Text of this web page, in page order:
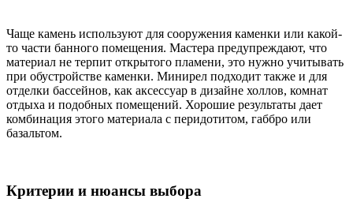
Чаще камень используют для сооружения каменки или какой-
то части банного помещения. Мастера предупреждают, что
материал не терпит открытого пламени, это нужно учитывать
при обустройстве каменки. Минирел подходит также и для
отделки бассейнов, как аксессуар в дизайне холлов, комнат
отдыха и подобных помещений. Хорошие результаты дает
комбинация этого материала с перидотитом, габбро или
базальтом.
Критерии и нюансы выбора